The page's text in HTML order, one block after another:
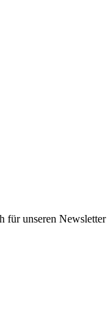
für unseren Newsletter